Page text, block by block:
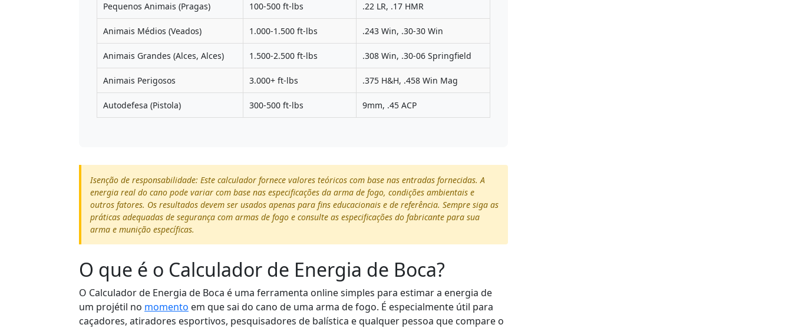
Pequenos Animais (Pragas) 100-500 ft-lbs .22 LR, .17 HMR
Animais Médios (Veados) 1.000-1.500 ft-lbs .243 Win, .30-30 Win
Animais Grandes (Alces, Alces) 1.500-2.500 ft-lbs .308 Win, .30-06 Springfield
Animais Perigosos 3.000+ ft-lbs .375 H&H, .458 Win Mag
Autodefesa (Pistola) 300-500 ft-lbs 9mm, .45 ACP
Isenção de responsabilidade: Este calculador fornece valores teóricos com base nas entradas fornecidas. A
energia real do cano pode variar com base nas especificações da arma de fogo, condições ambientais e
outros fatores. Os resultados devem ser usados apenas para fins educacionais e de referência. Sempre siga as
práticas adequadas de segurança com armas de fogo e consulte as especificações do fabricante para sua
arma e munição específicas.
O que é o Calculador de Energia de Boca?
O Calculador de Energia de Boca é uma ferramenta online simples para estimar a energia de
um projétil no momento em que sai do cano de uma arma de fogo. É especialmente útil para
caçadores, atiradores esportivos, pesquisadores de balística e qualquer pessoa que compare o